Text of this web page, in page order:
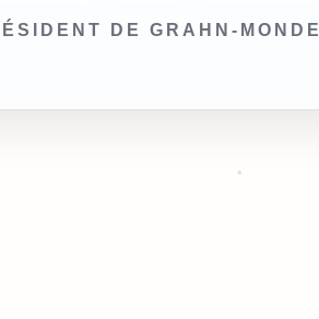
DE GRAHN-MONDE